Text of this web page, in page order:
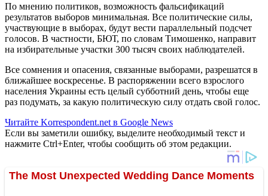
По мнению политиков, возможность фальсификаций
результатов выборов минимальная. Все политические силы,
участвующие в выборах, будут вести параллельный подсчет
голосов. В частности, БЮТ, по словам Тимошенко, направит
на избирательные участки 300 тысяч своих наблюдателей.
Все сомнения и опасения, связанные выборами, разрешатся в
ближайшее воскресенье. В распоряжении всего взрослого
населения Украины есть целый субботний день, чтобы еще
раз подумать, за какую политическую силу отдать свой голос.
Читайте Korrespondent.net в Google News
Если вы заметили ошибку, выделите необходимый текст и
нажмите Ctrl+Enter, чтобы сообщить об этом редакции.